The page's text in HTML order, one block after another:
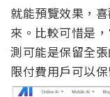
就能預覽效果，
來。比較可惜是
測可能是保留全
限付費用戶可以保